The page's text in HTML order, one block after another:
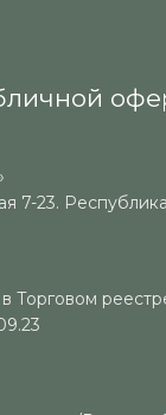
7-23.
Торговом